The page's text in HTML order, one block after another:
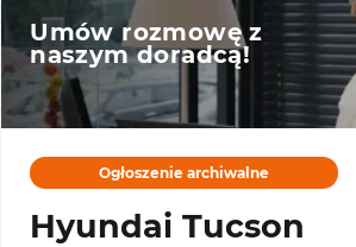
Umów rozmowę z
naszym doradcą!
Ogłoszenie archiwalne
Hyundai Tucson